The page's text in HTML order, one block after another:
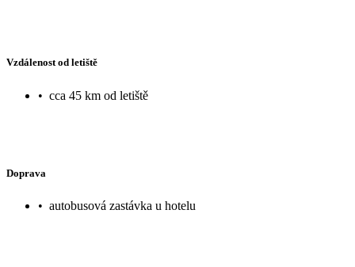
Vzdálenost od letiště
• cca 45 km od letiště
Doprava
• autobusová zastávka u hotelu